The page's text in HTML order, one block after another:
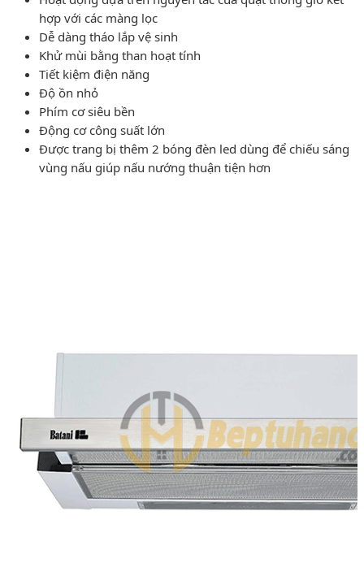
hợp với các màng lọc
Dễ dàng tháo lắp vệ sinh
Khử mùi bằng than hoạt tính
Tiết kiệm điện năng
Độ ồn nhỏ
Phím cơ siêu bền
Động cơ công suất lớn
Được trang bị thêm 2 bóng đèn led dùng để chiếu sáng
vùng nấu giúp nấu nướng thuận tiện hơn